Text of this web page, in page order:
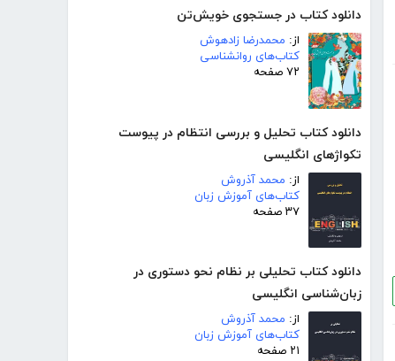
دانلود کتاب در جستجوی خویش‌تن
از: محمدرضا زادهوش
کتاب‌های روانشناسی
۷۲ صفحه
دانلود کتاب تحلیل و بررسی انتظام در پیوست
تکواژهای انگلیسی
از: محمد آذروش
کتاب‌های آموزش زبان
۳۷ صفحه
دانلود کتاب تحلیلی بر نظام نحو دستوری در
زبان‌شناسی انگلیسی
از: محمد آذروش
کتاب‌های آموزش زبان
۲۱ صفحه